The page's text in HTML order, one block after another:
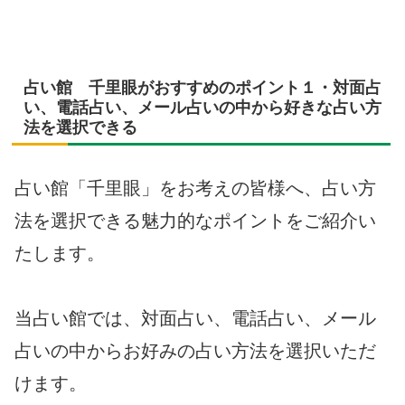
占い館 千里眼がおすすめのポイント１・対面占
い、電話占い、メール占いの中から好きな占い方
法を選択できる
占い館「千里眼」をお考えの皆様へ、占い方
法を選択できる魅力的なポイントをご紹介い
たします。
当占い館では、対面占い、電話占い、メール
占いの中からお好みの占い方法を選択いただ
けます。